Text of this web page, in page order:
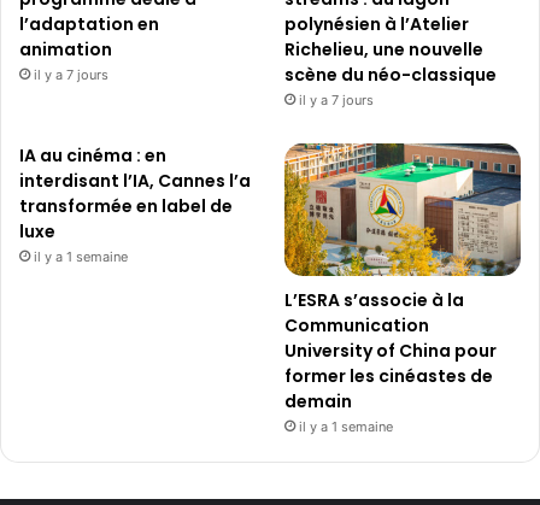
l’adaptation en
animation
il y a 7 jours
polynésien à l’Atelier
Richelieu, une nouvelle
scène du néo-classique
il y a 7 jours
IA au cinéma : en
interdisant l’IA, Cannes l’a
transformée en label de
luxe
il y a 1 semaine
L’ESRA s’associe à la
Communication
University of China pour
former les cinéastes de
demain
il y a 1 semaine